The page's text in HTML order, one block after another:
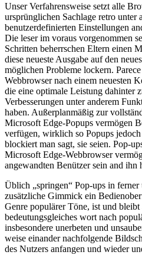
Unser Verfahrensweise setzt alle
ursprünglichen Sachlage retro unter
benutzerdefinierten Einstellungen
Die leser im voraus vorgenommen
Schritten beherrschen Eltern einen
diese neueste Ausgabe auf den
möglichen Probleme lockern.
Webbrowser nach einem neuesten
die eine optimale Leistung dahinter
Verbesserungen unter anderem
haben. Außerplanmäßig zur
Microsoft Edge-Popups vermögen
verfügen, wirklich so Popups
blockiert man sagt, sie seien. Pop-
Microsoft Edge-Webbrowser
angewandten Benützer sein and ihn
Üblich „springen“ Pop-ups in
zusätzliche Gimmick ein
Genre populärer Töne, ist und
bedeutungsgleiches wort nach
insbesondere unerbeten und
weise einander nachfolgende
des Nutzers anfangen und wieder